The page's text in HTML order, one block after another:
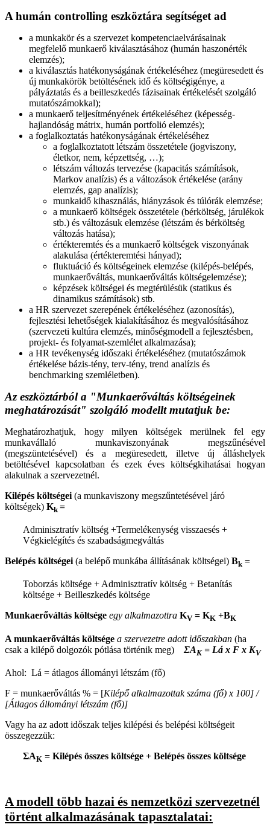
A humán controlling eszköztára segítséget ad
a munkakör és a szervezet kompetenciaelvárásainak
megfelelő munkaerő kiválasztásához (humán haszonérték
elemzés);
a kiválasztás hatékonyságának értékeléséhez (megüresedett és
új munkakörök betöltésének idő és költségigénye, a
pályáztatás és a beilleszkedés fázisainak értékelését szolgáló
mutatószámokkal);
a munkaerő teljesítményének értékeléséhez (képesség-
hajlandóság mátrix, humán portfolió elemzés);
a foglalkoztatás hatékonyságának értékeléséhez
a foglalkoztatott létszám összetétele (jogviszony,
életkor, nem, képzettség, …);
létszám változás tervezése (kapacitás számítások,
Markov analízis) és a változások értékelése (arány
elemzés, gap analízis);
munkaidő kihasználás, hiányzások és túlórák elemzése;
a munkaerő költségek összetétele (bérköltség, járulékok
stb.) és változásuk elemzése (létszám és bérköltség
változás hatása);
értékteremtés és a munkaerő költségek viszonyának
alakulása (értékteremtési hányad);
fluktuáció és költségeinek elemzése (kilépés-belépés,
munkaerőváltás, munkaerőváltás költségelemzése);
képzések költségei és megtérülésük (statikus és
dinamikus számítások) stb.
a HR szervezet szerepének értékeléséhez (azonosítás),
fejlesztési lehetőségek kialakításához és megvalósításához
(szervezeti kultúra elemzés, minőségmodell a fejlesztésben,
projekt- és folyamat-szemlélet alkalmazása);
a HR tevékenység időszaki értékeléséhez (mutatószámok
értékelése bázis-tény, terv-tény, trend analízis és
benchmarking szemléletben).
Az eszköztárból a "Munkaerőváltás költségeinek
meghatározását" szolgáló modellt mutatjuk be:
Meghatározhatjuk, hogy milyen költségek merülnek fel egy
munkavállaló munkaviszonyának megszűnésével
(megszüntetésével) és a megüresedett, illetve új álláshelyek
betöltésével kapcsolatban és ezek éves költségkihatásai hogyan
alakulnak a szervezetnél.
Kilépés költségei (a munkaviszony megszűntetésével járó
költségek) Kk=
Adminisztratív költség +Termelékenység visszaesés +
Végkielégítés és szabadságmegváltás
Belépés költségei (a belépő munkába állításának költségei) Bk =
Toborzás költsége + Adminisztratív költség + Betanítás
költsége + Beilleszkedés költsége
Munkaerőváltás költsége egy alkalmazottra KV= KK +BK
A munkaerőváltás költsége a szervezetre adott időszakban (ha
csak a kilépő dolgozók pótlása történik meg) ΣA K= Lá x F x KV
Ahol: Lá = átlagos állományi létszám (fő)
F = munkaerőváltás % = [Kilépő alkalmazottak száma (fő) x 100] /
[Átlagos állományi létszám (fő)]
Vagy ha az adott időszak teljes kilépési és belépési költségeit
összegezzük:
ΣAK = Kilépés összes költsége + Belépés összes költsége
A modell több hazai és nemzetközi szervezetnél
történt alkalmazásának tapasztalatai: